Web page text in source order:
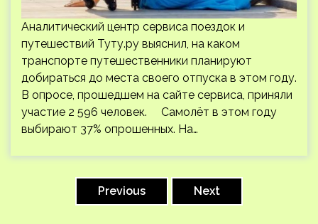
Аналитический центр сервиса поездок и
путешествий Туту.ру выяснил, на каком
транспорте путешественники планируют
добираться до места своего отпуска в этом году.
В опросе, прошедшем на сайте сервиса, приняли
участие 2 596 человек. Самолёт в этом году
выбирают 37% опрошенных. На…
Previous Next